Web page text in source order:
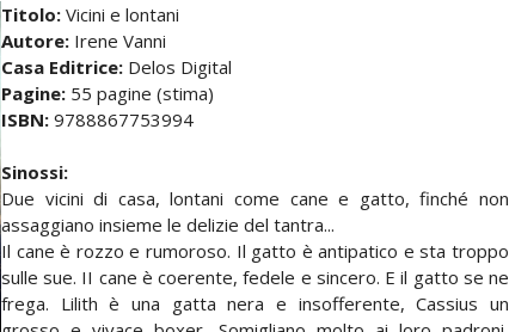
Titolo: Vicini e lontani
Autore: Irene Vanni
Casa Editrice: Delos Digital
Pagine: 55 pagine (stima)
ISBN: 9788867753994
Sinossi:
Due vicini di casa, lontani come cane e gatto, finché non
assaggiano insieme le delizie del tantra...
Il cane è rozzo e rumoroso. Il gatto è antipatico e sta troppo
sulle sue. II cane è coerente, fedele e sincero. E il gatto se ne
frega. Lilith è una gatta nera e insofferente, Cassius un